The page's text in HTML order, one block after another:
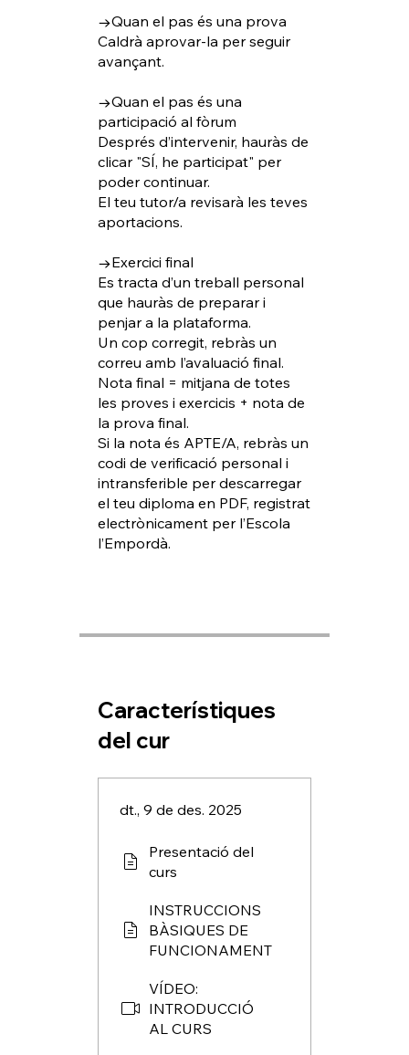
→Quan el pas és una prova
Caldrà aprovar-la per seguir
avançant.
→Quan el pas és una
participació al fòrum
Després d’intervenir, hauràs de
clicar "SÍ, he participat" per
poder continuar.
El teu tutor/a revisarà les teves
aportacions.
→Exercici final
Es tracta d’un treball personal
que hauràs de preparar i
penjar a la plataforma.
Un cop corregit, rebràs un
correu amb l’avaluació final.
Nota final = mitjana de totes
les proves i exercicis + nota de
la prova final.
Si la nota és APTE/A, rebràs un
codi de verificació personal i
intransferible per descarregar
el teu diploma en PDF, registrat
electrònicament per l’Escola
Característiques
del cur
dt., 9 de des. 2025
Presentació del
curs
INSTRUCCIONS
BÀSIQUES DE
FUNCIONAMENT
VÍDEO:
INTRODUCCIÓ
AL CURS